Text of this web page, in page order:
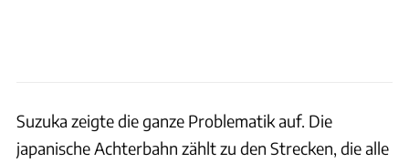
Suzuka zeigte die ganze Problematik auf. Die
japanische Achterbahn zählt zu den Strecken, die alle